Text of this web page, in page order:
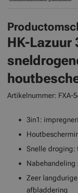
HK-
Artikelnummer: FXA-
3in1:
Snelle droging:
Nabehandeling
Zeer
afbladdering